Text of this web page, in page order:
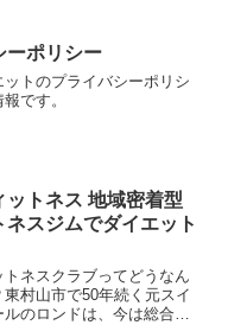
考えていきます。
ーポリシー
トのプライバシーポリシ
です。
ットネス 地域密着型
ネスジムでダイエット
トネスクラブってどうなん
村山市で50年続く元スイ
ルのロンドは、今は総合フ